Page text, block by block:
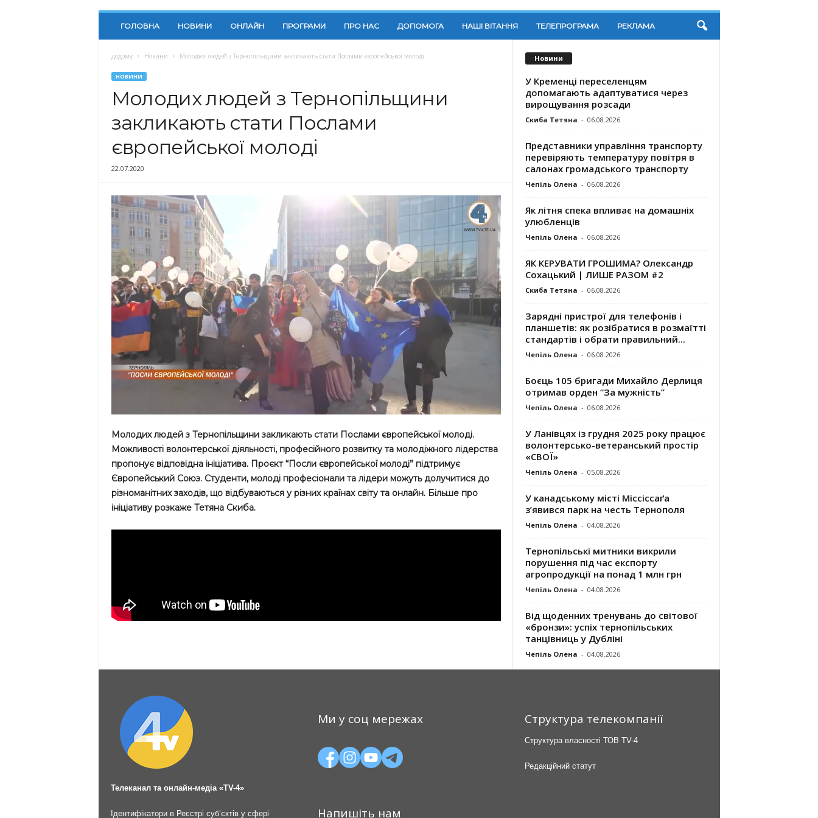
ГОЛОВНА НОВИНИ ОНЛАЙН ПРОГРАМИ ПРО НАС ДОПОМОГА НАШІ ВІТАННЯ ТЕЛЕПРОГРАМА РЕКЛАМА
додому Новини Молодих людей з Тернопільщини закликають стати Послами європейської молоді
НОВИНИ
Молодих людей з Тернопільщини
закликають стати Послами
європейської молоді
22.07.2020
Молодих людей з Тернопільщини закликають стати Послами європейської молоді.
Можливості волонтерської діяльності, професійного розвитку та молодіжного лідерства
пропонує відповідна ініціатива. Проєкт “Посли європейської молоді” підтримує
Європейський Союз. Студенти, молоді професіонали та лідери можуть долучитися до
різноманітних заходів, що відбуваються у різних країнах світу та онлайн. Більше про
ініціативу розкаже Тетяна Скиба.
Новини
У Кременці переселенцям
допомагають адаптуватися через
вирощування розсади
Скиба Тетяна - 06.08.2026
Представники управління транспорту
перевіряють температуру повітря в
салонах громадського транспорту
Чепіль Олена - 06.08.2026
Як літня спека впливає на домашніх
улюбленців
Чепіль Олена - 06.08.2026
ЯК КЕРУВАТИ ГРОШИМА? Олександр
Сохацький | ЛИШЕ РАЗОМ #2
Скиба Тетяна - 06.08.2026
Зарядні пристрої для телефонів і
планшетів: як розібратися в розмаїтті
стандартів і обрати правильний...
Чепіль Олена - 06.08.2026
Боєць 105 бригади Михайло Дерлиця
отримав орден “За мужність”
Чепіль Олена - 06.08.2026
У Ланівцях із грудня 2025 року працює
волонтерсько-ветеранський простір
«СВОЇ»
Чепіль Олена - 05.08.2026
У канадському місті Міссіссаґа
з’явився парк на честь Тернополя
Чепіль Олена - 04.08.2026
Тернопільські митники викрили
порушення під час експорту
агропродукції на понад 1 млн грн
Чепіль Олена - 04.08.2026
Від щоденних тренувань до світової
«бронзи»: успіх тернопільських
танцівниць у Дубліні
Чепіль Олена - 04.08.2026
Телеканал та онлайн-медіа «TV-4»
Ідентифікатори в Реєстрі суб’єктів у сфері
Ми у соц мережах
Напишіть нам
Структура телекомпанії
Структура власності ТОВ TV-4
Редакційний статут